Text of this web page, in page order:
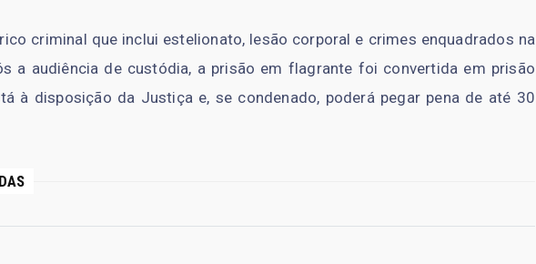
criminal que inclui estelionato, lesão corporal e crimes enquadrados na
a audiência de custódia, a prisão em flagrante foi convertida em prisão
à disposição da Justiça e, se condenado, poderá pegar pena de até 30